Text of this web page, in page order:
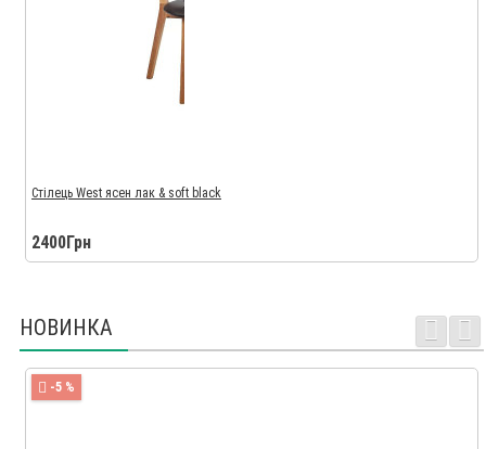
Стілець West ясен лак & soft black
2400Грн
НОВИНКА
-5 %